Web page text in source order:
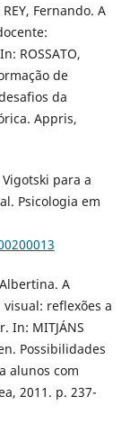
Fernando. A
ROSSATO,
de
da
Appris,
para a
Psicologia em
Albertina. A
reflexões a
In: MITJÁNS
Possibilidades
alunos com
2011. p. 237-